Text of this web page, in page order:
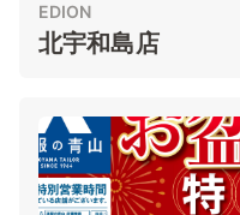
EDION
北宇和島店